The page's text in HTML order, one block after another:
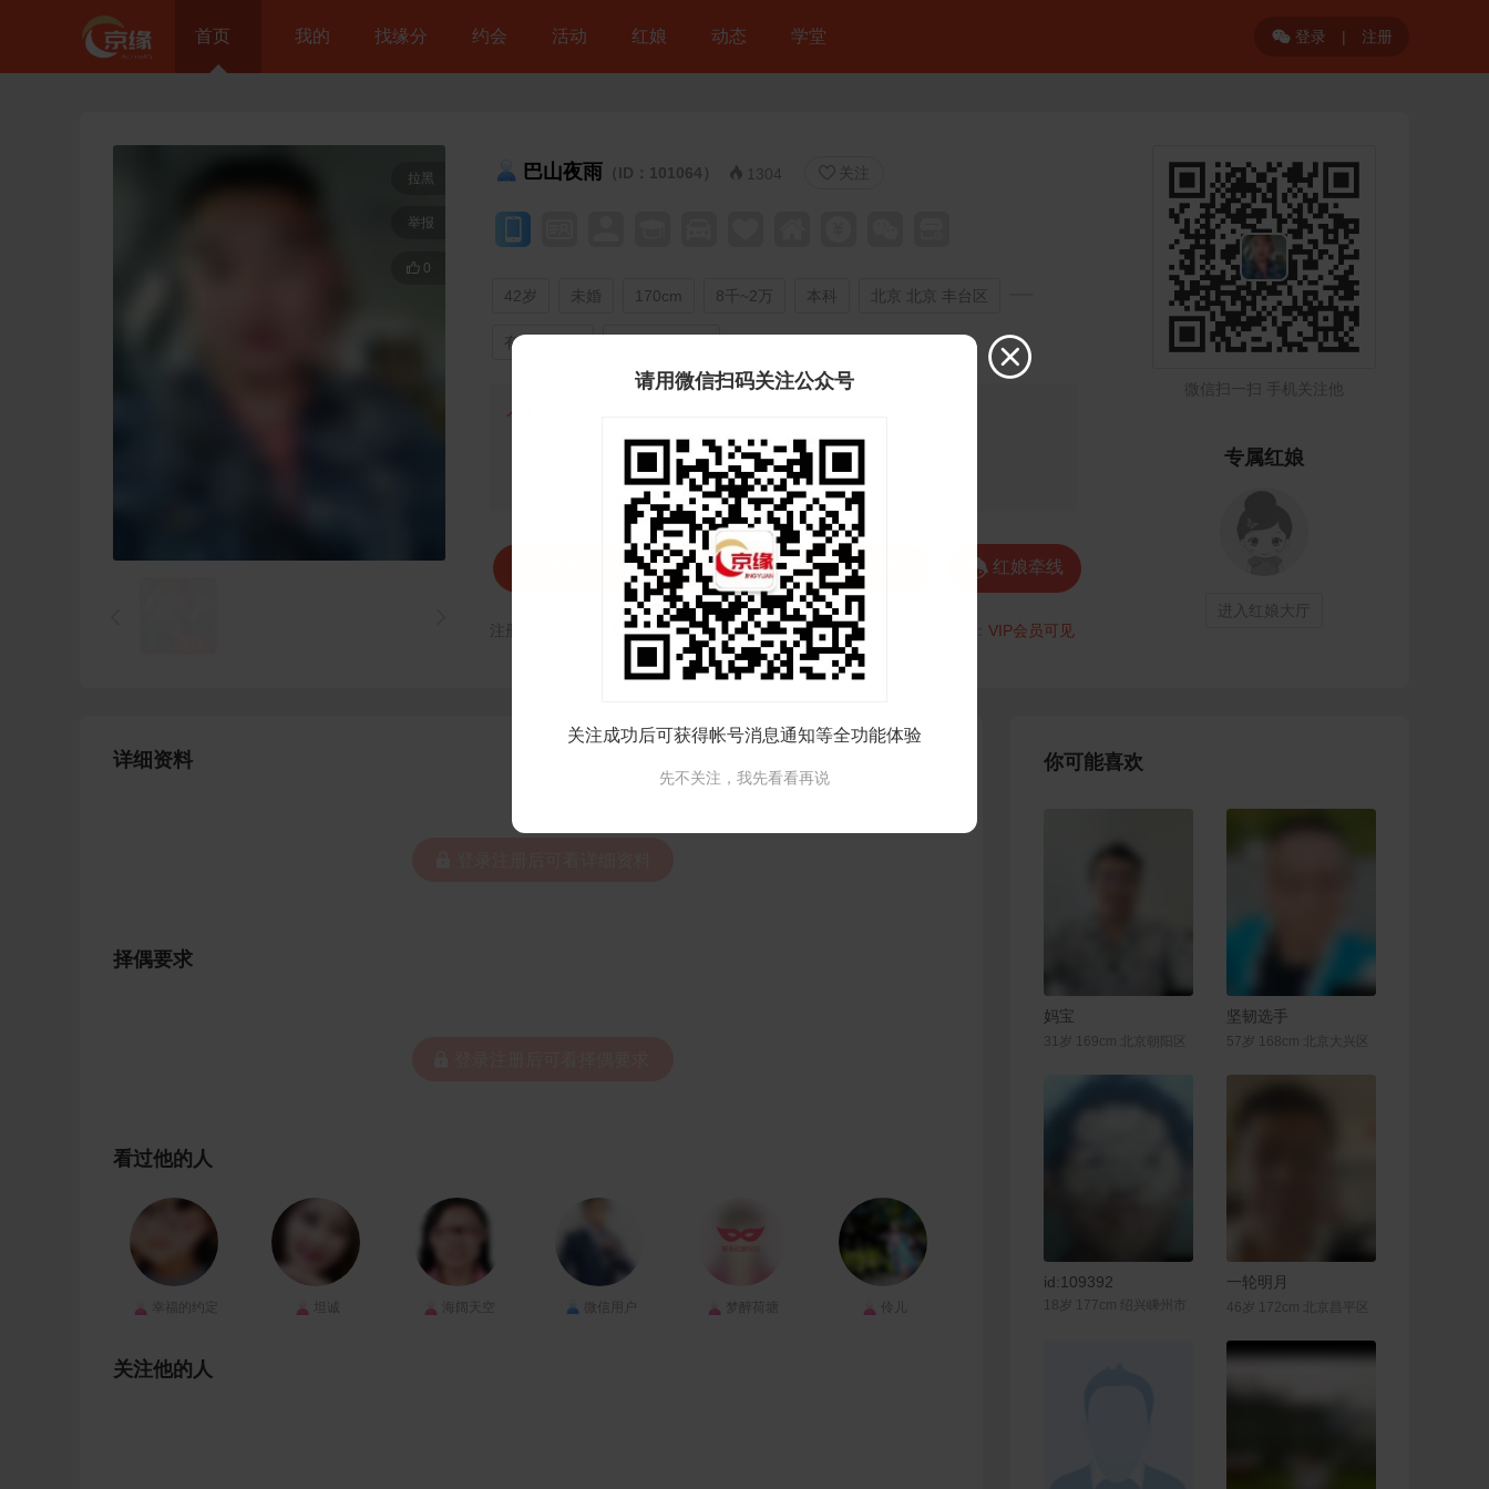
首页 我的 找缘分 约会 活动 红娘 动态 学堂 登录 | 注册
拉黑
举报
 0
巴山夜雨 （ID：101064）  1304  关注
42岁 未婚 170cm 8千~2万 本科 北京 北京 丰台区
有能力购房
个人独白：
 登录注册后可看自我介绍
 打招呼  联系Ta  红娘牵线
VIP会员可见最后登录时间： VIP会员可见 VIP会员可见
微信扫一扫 手机关注他
专属红娘
进入红娘大厅
详细资料
择偶要求
看过他的人
幸福的约定 坦诚 海阔天空 微信用户 梦醉荷塘 伶儿
关注他的人
你可能喜欢
妈宝
31岁 169cm 北京朝阳区
联系Ta
坚韧选手
57岁 168cm 北京大兴区
联系Ta
id:109392
18岁 177cm 绍兴嵊州市
联系Ta
一轮明月
46岁 172cm 北京昌平区

请用微信扫码关注公众号
关注成功后可获得帐号消息通知等全功能体验
先不关注，我先看看再说